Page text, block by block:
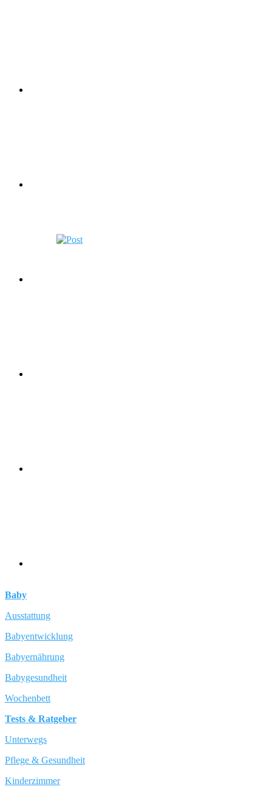
Baby
Ausstattung
Babyentwicklung
Babyernährung
Babygesundheit
Wochenbett
Tests & Ratgeber
Unterwegs
Pflege & Gesundheit
Kinderzimmer